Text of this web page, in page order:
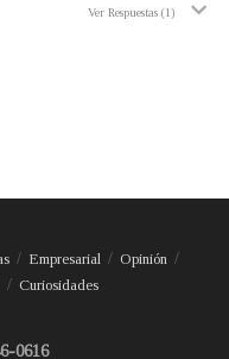
Ver Respuestas (1)
Empresarial
Opinión
Curiosidades
0616